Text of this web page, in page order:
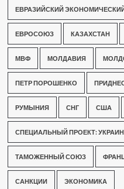
ЕВРАЗИЙСКИЙ
ЕВРОСОЮЗ КАЗАХСТАН
МВФ МОЛДАВИЯ
ПЕТР ПОРОШЕНКО
РУМЫНИЯ СНГ США
СПЕЦИАЛЬНЫЙ ПРОЕКТ:
ТАМОЖЕННЫЙ СОЮЗ
САНКЦИИ ЭКОНОМИКА